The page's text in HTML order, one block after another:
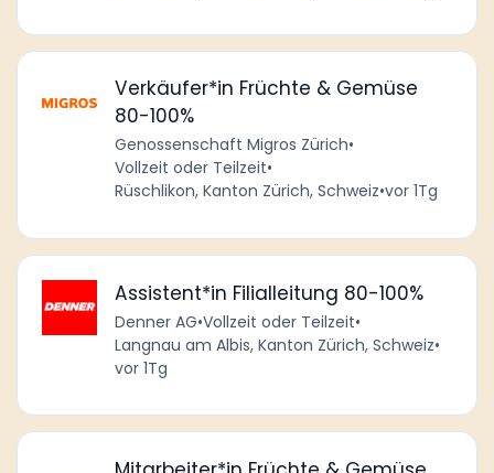
Verkäufer*in Früchte & Gemüse
80-100%
Genossenschaft Migros Zürich•
Vollzeit oder Teilzeit•
Rüschlikon, Kanton Zürich, Schweiz•vor 1Tg
Assistent*in Filialleitung 80-100%
Denner AG•Vollzeit oder Teilzeit•
Langnau am Albis, Kanton Zürich, Schweiz•
vor 1Tg